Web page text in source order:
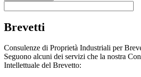
Brevetti
Consulenze di Proprietà Industriali per
Seguono alcuni dei servizi che la nostra
Intellettuale del Brevetto: